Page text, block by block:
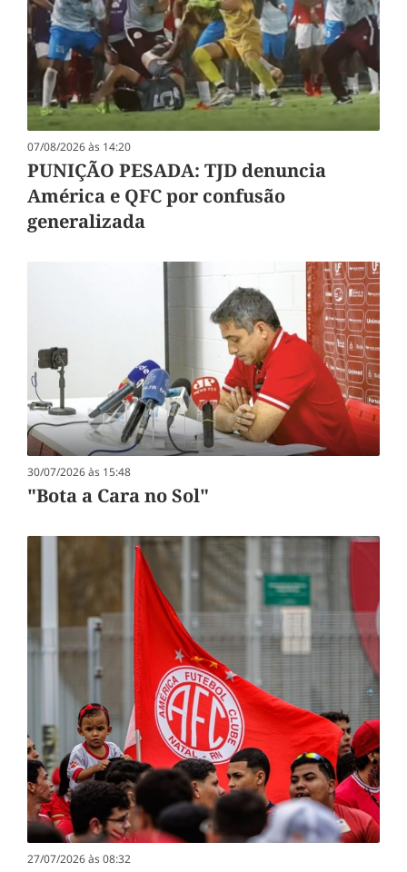
07/08/2026 às 14:20
PUNIÇÃO PESADA: TJD denuncia
América e QFC por confusão
generalizada
30/07/2026 às 15:48
"Bota a Cara no Sol"
27/07/2026 às 08:32